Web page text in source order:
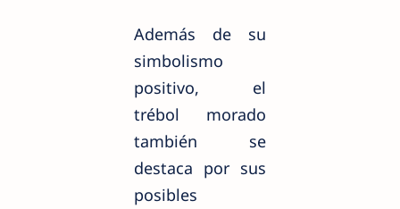
Además de su
simbolismo
positivo, el
trébol morado
también se
destaca por sus
posibles